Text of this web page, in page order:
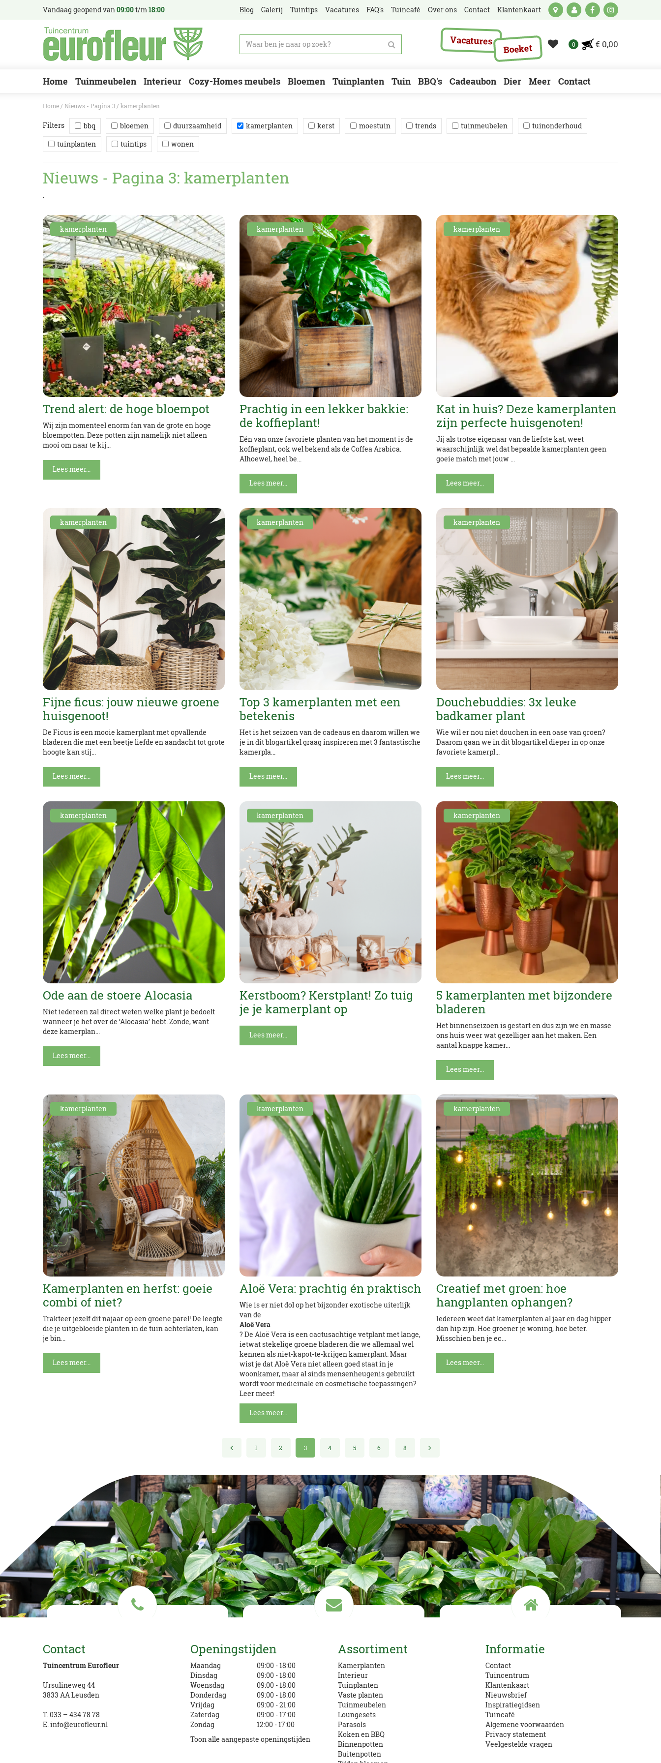
Home Nieuws - Pagina 3 kamerplanten
Vandaag geopend van09:00t/m18:00 Blog Galerij Tuintips Vacatures FAQ's Tuincafé Over ons Contact Klantenkaart
Vacatures
Boeket € 0,00
Home Tuinmeubelen Interieur Cozy-Homes meubels Bloemen Tuinplanten Tuin BBQ's Cadeaubon Dier Meer Contact
Filters bbq bloemen duurzaamheid kamerplanten kerst moestuin trends tuinmeubelen
tuinonderhoud
tuinplanten
tuintips wonen
Nieuws - Pagina 3: kamerplanten
.
kamerplanten
Trend alert: de hoge bloempot
Wij zijn momenteel enorm fan van de grote en hoge
bloempotten. Deze potten zijn namelijk niet alleen
mooi om naar te kij...
Lees meer...
kamerplanten
Prachtig in een lekker bakkie:
de koffieplant!
Eén van onze favoriete planten van het moment is de
koffieplant, ook wel bekend als de Coffea Arabica.
Alhoewel, heel be...
Lees meer...
kamerplanten
Kat in huis? Deze kamerplanten
zijn perfecte huisgenoten!
Jij als trotse eigenaar van de liefste kat, weet
waarschijnlijk wel dat bepaalde kamerplanten geen
goeie match met jouw ...
Lees meer...
kamerplanten
Fijne ficus: jouw nieuwe groene
huisgenoot!
De Ficus is een mooie kamerplant met opvallende
bladeren die met een beetje liefde en aandacht tot grote
hoogte kan stij...
Lees meer...
kamerplanten
Top 3 kamerplanten met een
betekenis
Het is het seizoen van de cadeaus en daarom willen we
je in dit blogartikel graag inspireren met 3 fantastische
kamerpla...
Lees meer...
kamerplanten
Douchebuddies: 3x leuke
badkamer plant
Wie wil er nou niet douchen in een oase van groen?
Daarom gaan we in dit blogartikel dieper in op onze
favoriete kamerpl...
Lees meer...
kamerplanten
Ode aan de stoere Alocasia
Niet iedereen zal direct weten welke plant je bedoelt
wanneer je het over de ‘Alocasia’ hebt. Zonde, want
deze kamerplan...
Lees meer...
kamerplanten
Kerstboom? Kerstplant! Zo tuig
je je kamerplant op
Lees meer...
kamerplanten
​​​​​​​5 kamerplanten met bijzondere
bladeren
Het binnenseizoen is gestart en dus zijn we en masse
ons huis weer wat gezelliger aan het maken. Een
aantal knappe kamer...
Lees meer...
kamerplanten
Kamerplanten en herfst: goeie
combi of niet?
Trakteer jezelf dit najaar op een groene parel! De leegte
die je uitgebloeide planten in de tuin achterlaten, kan
je bin...
Lees meer...
kamerplanten
Aloë Vera: prachtig én praktisch
Wie is er niet dol op het bijzonder exotische uiterlijk
van de
Aloë Vera
? De Aloë Vera is een cactusachtige vetplant met lange,
ietwat stekelige groene bladeren die we allemaal wel
kennen als niet-kapot-te-krijgen kamerplant. Maar
wist je dat Aloë Vera niet alleen goed staat in je
woonkamer, maar al sinds mensenheugenis gebruikt
wordt voor medicinale en cosmetische toepassingen?
Leer meer!
Lees meer...
kamerplanten
Creatief met groen: hoe
hangplanten ophangen?
Iedereen weet dat kamerplanten al jaar en dag hipper
dan hip zijn. Hoe groener je woning, hoe beter.
Misschien ben je ec...
Lees meer...
1 2 3 4 5 6 8
info@eurofleur.nl
Openingstijden en route
Contact
Tuincentrum Eurofleur
Ursulineweg 44
3833 AA Leusden
T.033 – 434 78 78
E.info@eurofleur.nl
Openingstijden
Maandag
09:00 - 18:00
Dinsdag
09:00 - 18:00
Woensdag
09:00 - 18:00
Donderdag
09:00 - 18:00
Vrijdag
09:00 - 21:00
Zaterdag
09:00 - 17:00
Zondag
12:00 - 17:00
Toon alle aangepaste openingstijden
Assortiment
Kamerplanten
Interieur
Tuinplanten
Vaste planten
Tuinmeubelen
Loungesets
Parasols
Koken en BBQ
Binnenpotten
Buitenpotten
Informatie
Contact
Tuincentrum
Klantenkaart
Nieuwsbrief
Inspiratiegidsen
Tuincafé
Algemene voorwaarden
Privacy statement
Veelgestelde vragen